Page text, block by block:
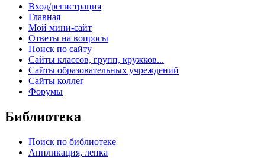
Вход/регистрация
Главная
Мой мини-сайт
Ответы на вопросы
Поиск по сайту
Сайты классов, групп, кружков...
Сайты образовательных учреждений
Сайты коллег
Форумы
Библиотека
Поиск по библиотеке
Аппликация, лепка